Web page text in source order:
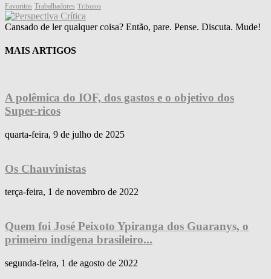
Favoritos Trabalhadores Tributos
Cansado de ler qualquer coisa? Então, pare. Pense. Discuta. Mude!
MAIS ARTIGOS
A polêmica do IOF, dos gastos e o objetivo dos
Super-ricos
quarta-feira, 9 de julho de 2025
Os Chauvinistas
terça-feira, 1 de novembro de 2022
Quem foi José Peixoto Ypiranga dos Guaranys, o
primeiro indígena brasileiro...
segunda-feira, 1 de agosto de 2022